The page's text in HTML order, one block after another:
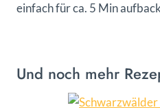
einfach für ca. 5 Min
Und noch mehr